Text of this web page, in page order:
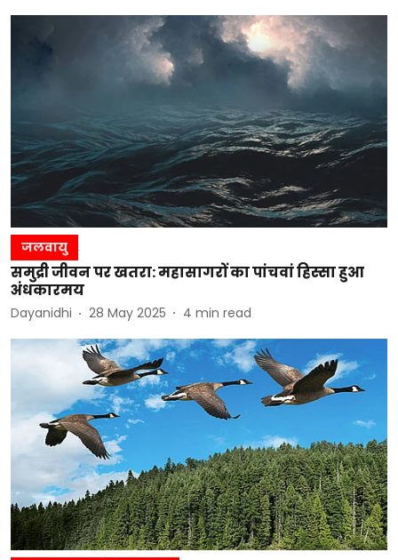
जलवायु
समुद्री जीवन पर खतरा: महासागरों का पांचवां हिस्सा हुआ
अंधकारमय
Dayanidhi 28 May 2025 4 min read